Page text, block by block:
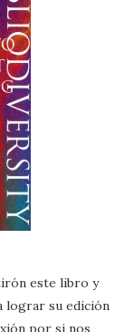
este libro y
lograr su edición
por si nos